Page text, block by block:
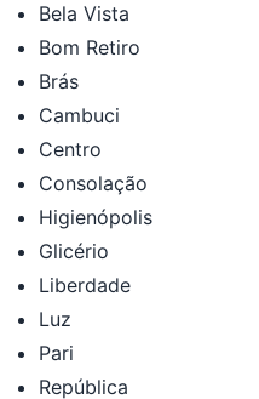
Bela Vista
Bom Retiro
Brás
Cambuci
Centro
Consolação
Higienópolis
Glicério
Liberdade
Luz
Pari
República